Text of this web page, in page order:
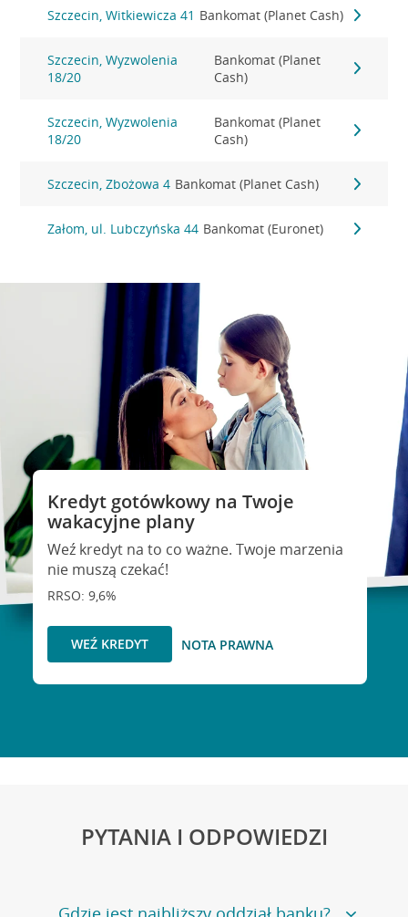
Szczecin, Witkiewicza 41 Bankomat (Planet Cash)
Szczecin, Wyzwolenia
18/20
Bankomat (Planet
Cash)
Szczecin, Wyzwolenia
18/20
Bankomat (Planet
Cash)
Szczecin, Zbożowa 4 Bankomat (Planet Cash)
Załom, ul. Lubczyńska 44 Bankomat (Euronet)
Kredyt gotówkowy na Twoje
wakacyjne plany
Weź kredyt na to co ważne. Twoje marzenia
nie muszą czekać!
RRSO: 9,6%
WEŹ KREDYT NOTA PRAWNA
PYTANIA I ODPOWIEDZI